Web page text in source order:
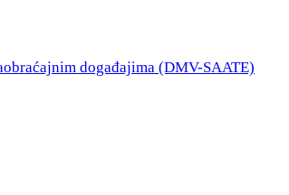
događajima (DMV-SAATE)